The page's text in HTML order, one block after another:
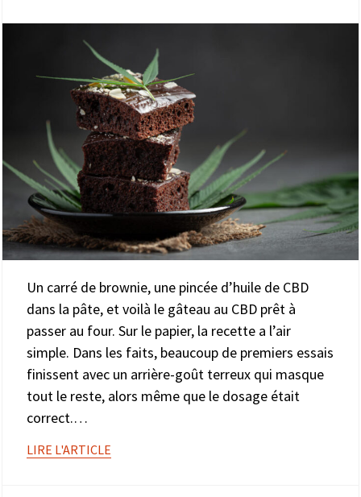
Un carré de brownie, une pincée d’huile de CBD
dans la pâte, et voilà le gâteau au CBD prêt à
passer au four. Sur le papier, la recette a l’air
simple. Dans les faits, beaucoup de premiers essais
finissent avec un arrière-goût terreux qui masque
tout le reste, alors même que le dosage était
correct.…
LIRE L'ARTICLE